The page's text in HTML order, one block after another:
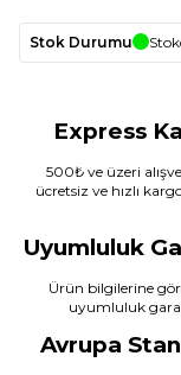
Stok Durumu
Express
500₺ ve üzeri
ücretsiz ve hızlı
Uyumluluk
Ürün bilgilerine
uyumluluk
Avrupa